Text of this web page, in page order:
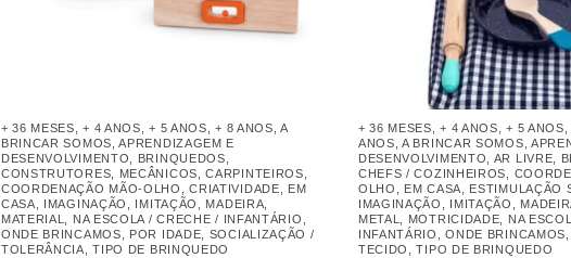
+ 36 MESES ,+ 4 ANOS ,+ 5 ANOS ,+ 8 ANOS ,A
BRINCAR SOMOS ,APRENDIZAGEM E
DESENVOLVIMENTO
BRINQUEDOS
CONSTRUTORES, MECÂNICOS, CARPINTEIROS
COORDENAÇÃO MÃO-OLHO
,CRIATIVIDADE
EM
CASA
IMAGINAÇÃO IMITAÇÃO MADEIRA
MATERIAL
NA ESCOLA / CRECHE / INFANTÁRIO
ONDE BRINCAMOS
POR IDADE
SOCIALIZAÇÃO /
TOLERÂNCIA ,TIPO DE BRINQUEDO
+ 36 MESES ,+ 4 ANOS ,+ 5 ANOS
ANOS ,A BRINCAR SOMOS
DESENVOLVIMENTO
AR LIVRE
CHEFS / COZINHEIROS
OLHO
EM CASA ESTIMULAÇÃO
IMAGINAÇÃO
IMITAÇÃO
METAL
MOTRICIDADE
NA
INFANTÁRIO
,ONDE BRINCAMOS
TECIDO
,TIPO DE BRINQUEDO